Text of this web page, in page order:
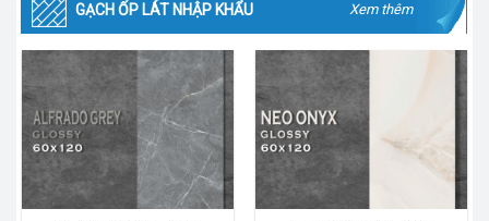
GẠCH ỐP LÁT NHẬP KHẨU Xem thêm